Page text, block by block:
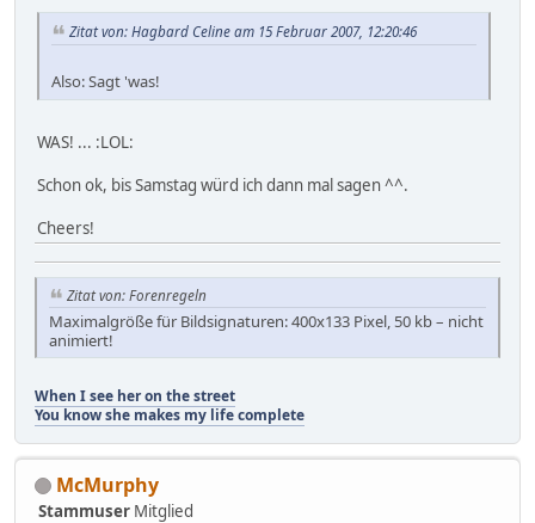
Zitat von: Hagbard Celine am 15 Februar 2007, 12:20:46
Also: Sagt 'was!
WAS! ... :LOL:
Schon ok, bis Samstag würd ich dann mal sagen ^^.
Cheers!
Zitat von: Forenregeln
Maximalgröße für Bildsignaturen: 400x133 Pixel, 50 kb – nicht
animiert!
When I see her on the street
You know she makes my life complete
McMurphy
Stammuser Mitglied